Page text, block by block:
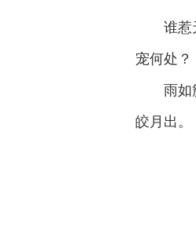
谁惹
宠何处？
雨如
皎月出。